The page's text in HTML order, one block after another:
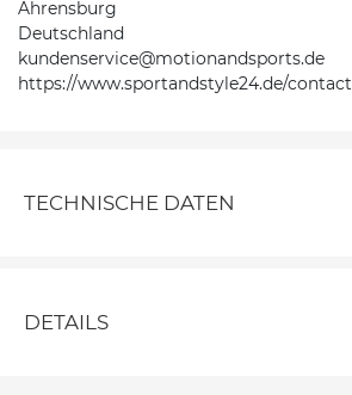
Ahrensburg
Deutschland
kundenservice@motionandsports.de
https://www.sportandstyle24.de/contact
TECHNISCHE DATEN
DETAILS